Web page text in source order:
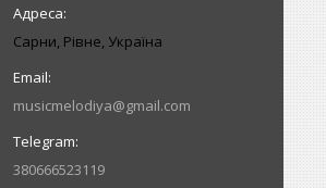
Сарни, Рівне, Україна
musicmelodiya@gmail.com
380666523119